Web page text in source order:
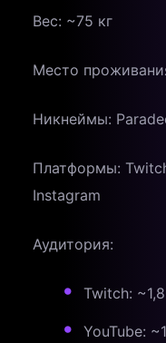
Вес: ~75 кг
Место
Никнеймы:
Платформы:
Instagram
Аудитория:
Twitch:
YouTube: